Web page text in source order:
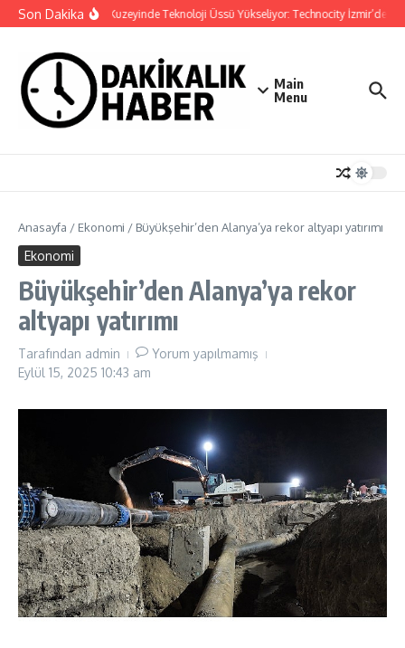
İçeriğe atla
Son Dakikaİzmir’in Kuzeyinde Teknoloji Üssü Yükseliyor: Technocity İzmir’de
Main
Menu
Anasayfa / Ekonomi / Büyükşehir’den Alanya’ya rekor altyapı yatırımı
Ekonomi
Büyükşehir’den Alanya’ya rekor
altyapı yatırımı
Tarafından admin
Yorum yapılmamış
Eylül 15, 2025 10:43 am